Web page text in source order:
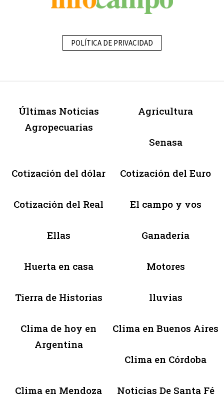
POLÍTICA DE PRIVACIDAD
Últimas Noticias
Agropecuarias
Agricultura
Senasa
Cotización del dólar Cotización del Euro
Cotización del Real El campo y vos
Ellas Ganadería
Huerta en casa Motores
Tierra de Historias lluvias
Clima de hoy en
Argentina
Clima en Buenos Aires
Clima en Córdoba
Clima en Mendoza Noticias De Santa Fé